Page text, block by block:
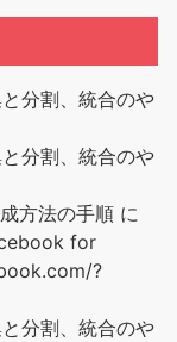
分割、統合のや
分割、統合のや
方法の手順 に
for
?
分割、統合のや